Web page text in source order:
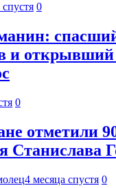
0
и открывший
0
отметили
Станислава
4 месяца спустя 0